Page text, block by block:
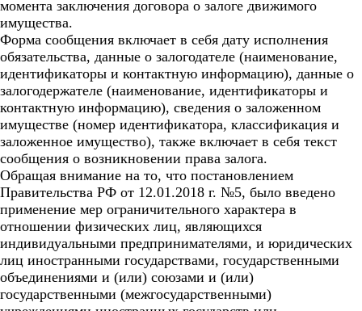
момента заключения договора о залоге движимого
имущества.
Форма сообщения включает в себя дату исполнения
обязательства, данные о залогодателе (наименование,
идентификаторы и контактную информацию), данные о
залогодержателе (наименование, идентификаторы и
контактную информацию), сведения о заложенном
имуществе (номер идентификатора, классификация и
заложенное имущество), также включает в себя текст
сообщения о возникновении права залога.
Обращая внимание на то, что постановлением
Правительства РФ от 12.01.2018 г. №5, было введено
применение мер ограничительного характера в
отношении физических лиц, являющихся
индивидуальными предпринимателями, и юридических
лиц иностранными государствами, государственными
объединениями и (или) союзами и (или)
государственными (межгосударственными)